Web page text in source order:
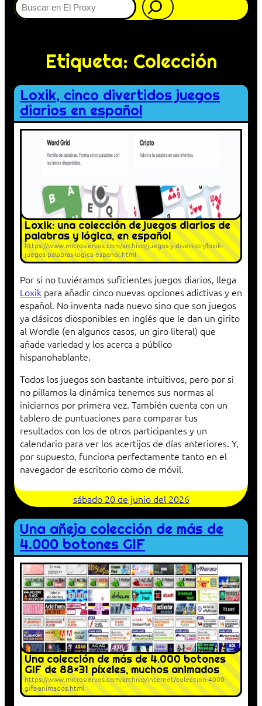
Etiqueta: Colección
Loxik, cinco divertidos juegos
diarios en español
Loxik: una colección de juegos diarios de
palabras y lógica, en español
https://www.microsiervos.com/archivo/juegos-y-diversion/loxik-
juegos-palabras-logica-espanol.html
Por si no tuviéramos suficientes juegos diarios, llega
Loxik para añadir cinco nuevas opciones adictivas y en
español. No inventa nada nuevo sino que son juegos
ya clásicos diosponibles en inglés que le dan un girito
al Wordle (en algunos casos, un giro literal) que
añade variedad y los acerca a público
hispanohablante.
Todos los juegos son bastante intuitivos, pero por si
no pillamos la dinámica tenemos sus normas al
iniciarnos por primera vez. También cuenta con un
tablero de puntuaciones para comparar tus
resultados con los de otros participantes y un
calendario para ver los acertijos de días anteriores. Y,
por supuesto, funciona perfectamente tanto en el
navegador de escritorio como de móvil.
sábado 20 de junio del 2026
Una añeja colección de más de
4.000 botones GIF
Una colección de más de 4.000 botones
GIF de 88×31 píxeles, muchos animados
https://www.microsiervos.com/archivo/internet/coleccion-4000-
gifs-animados.html